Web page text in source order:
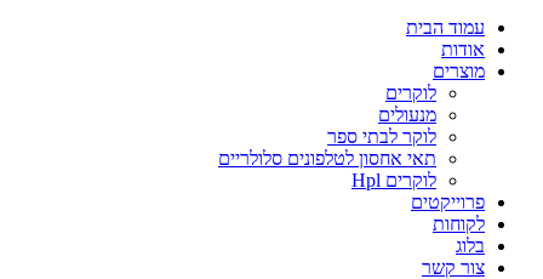
עמוד הבית
אודות
מוצרים
לוקרים
מנעולים
לוקר לבתי ספר
תאי אחסון לטלפונים סלולריים
לוקרים Hpl
פרוייקטים
לקוחות
בלוג
צור קשר